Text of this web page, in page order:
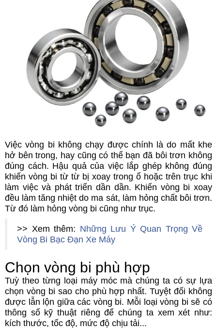
Việc vòng bi không chạy được chính là do mất khe
hở bên trong, hay cũng có thể bạn đã bôi trơn không
đúng cách. Hậu quả của việc lắp ghép không đúng
khiến vòng bi từ từ bị xoay trong ổ hoặc trên trục khi
làm việc và phát triển dần dần. Khiến vòng bi xoay
đều làm tăng nhiệt do ma sát, làm hỏng chất bôi trơn.
Từ đó làm hỏng vòng bi cũng như trục.
>> Xem thêm: Những Lưu Ý Quan Trọng Về
Vòng Bi Bạc Đạn Xe Máy
Chọn vòng bi phù hợp
Tuỳ theo từng loại máy móc mà chúng ta có sự lựa
chọn vòng bi sao cho phù hợp nhất. Tuyệt đối không
được lẫn lộn giữa các vòng bi. Mỗi loại vòng bi sẽ có
thông số kỹ thuật riêng để chúng ta xem xét như:
kích thước, tốc độ, mức độ chịu tải...